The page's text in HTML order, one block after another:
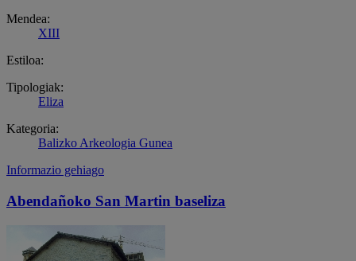
Mendea:
XIII
Estiloa:
Tipologiak:
Eliza
Kategoria:
Balizko Arkeologia Gunea
Informazio gehiago
Abendañoko San Martin baseliza